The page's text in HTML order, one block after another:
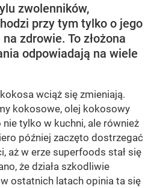
zwolenników,
przy tym tylko o jego
zdrowie. To złożona
odpowiadają na wiele
wciąż się zmieniają.
kokosowe, olej kokosowy
tylko w kuchni, ale również
później zaczęto dostrzegać
aż w erze superfoods stał się
że działa szkodliwie
ostatnich latach opinia ta się